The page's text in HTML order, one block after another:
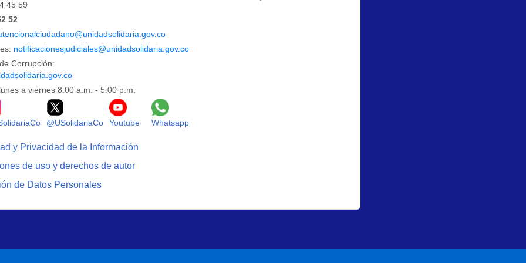
45 59
52
notificacionesjudiciales@unidadsolidaria.gov.co
Corrupción:
a viernes 8:00 a.m. - 5:00 p.m.
Logo Instagram
@USolidariaCoLogo X
YoutubeLogo Youtube
WhatsappLogo Whatsapp
y Privacidad de la Información
de uso y derechos de autor
de Datos Personales